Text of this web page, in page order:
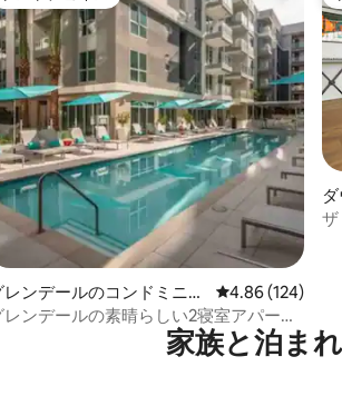
5つ星中4.76つ星の平均評価
レンデールのコンドミニア
レビュー124件
4.86 (124)
レンデールの素晴らしい2寝室アパー
の
家族と泊ま